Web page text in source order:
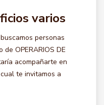
varios
personas
OPERARIOS DE
acompañarte en
te invitamos a